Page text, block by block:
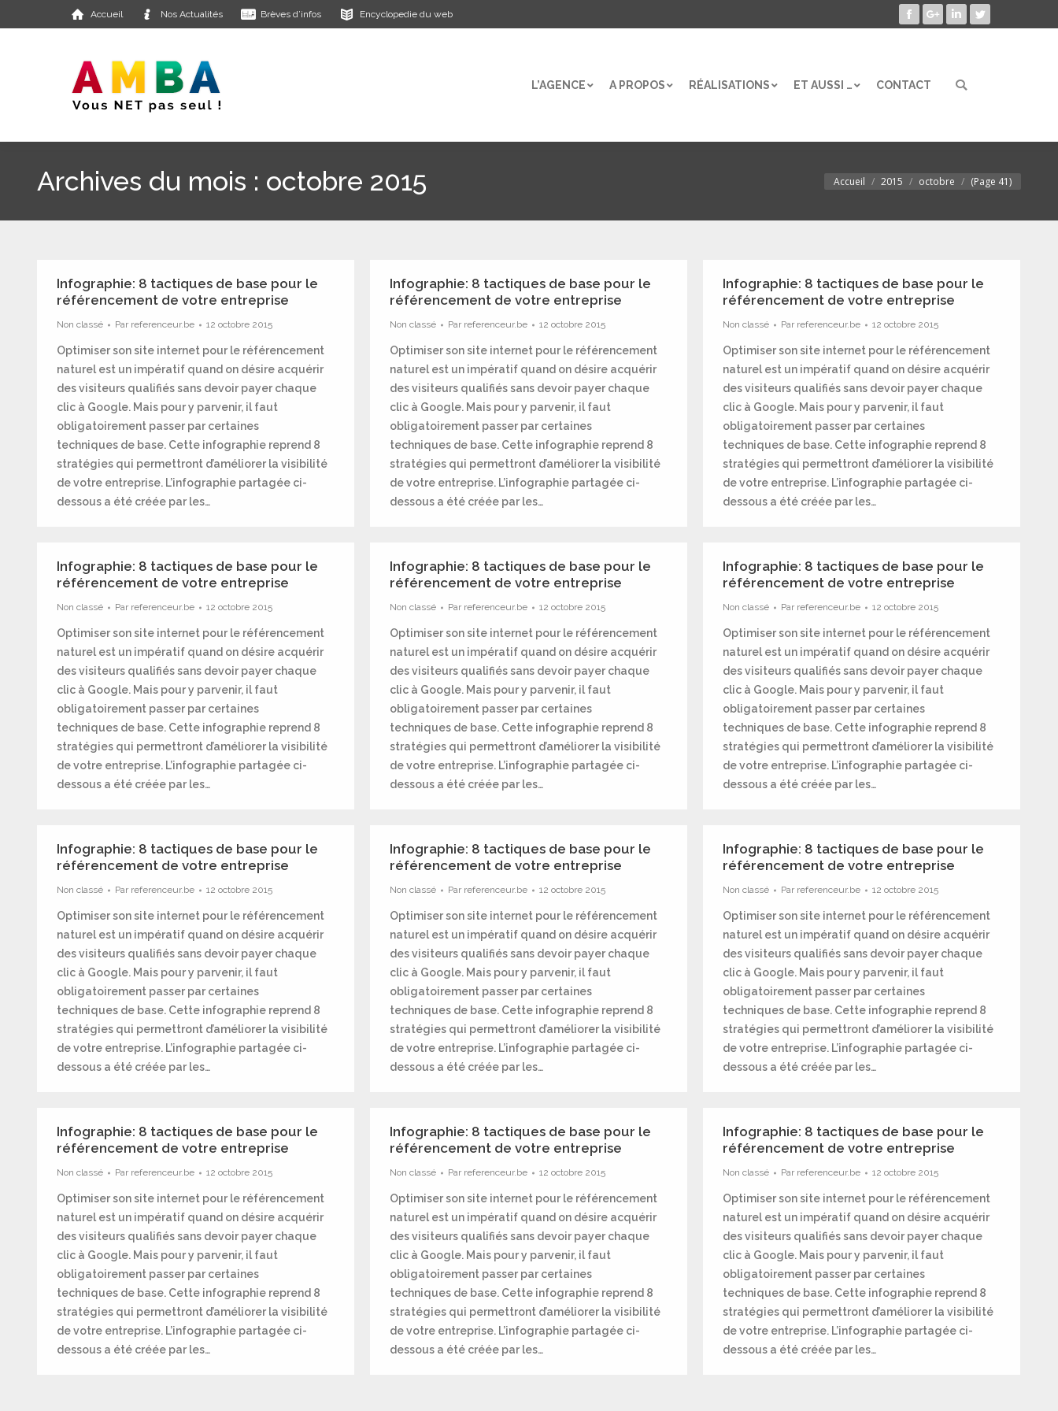
Accueil Nos Actualités Brèves d’infos Encyclopedie du web
Facebook
Google+LinkedInTwitter
L’AGENCE A PROPOS RÉALISATIONS ET AUSSI … CONTACT Search:
Archives du mois : octobre 2015 Vous êtes ici :
Accueil 2015 octobre (Page 41)
Infographie: 8 tactiques de base pour le
référencement de votre entreprise
Non classé Par referenceur.be 12 octobre 2015
Optimiser son site internet pour le référencement
naturel est un impératif quand on désire acquérir
des visiteurs qualifiés sans devoir payer chaque
clic à Google. Mais pour y parvenir, il faut
obligatoirement passer par certaines
techniques de base. Cette infographie reprend 8
stratégies qui permettront d’améliorer la visibilité
de votre entreprise. L’infographie partagée ci-
dessous a été créée par les…
Infographie: 8 tactiques de base pour le
référencement de votre entreprise
Non classé Par referenceur.be 12 octobre 2015
Optimiser son site internet pour le référencement
naturel est un impératif quand on désire acquérir
des visiteurs qualifiés sans devoir payer chaque
clic à Google. Mais pour y parvenir, il faut
obligatoirement passer par certaines
techniques de base. Cette infographie reprend 8
stratégies qui permettront d’améliorer la visibilité
de votre entreprise. L’infographie partagée ci-
dessous a été créée par les…
Infographie: 8 tactiques de base pour le
référencement de votre entreprise
Non classé Par referenceur.be 12 octobre 2015
Optimiser son site internet pour le référencement
naturel est un impératif quand on désire acquérir
des visiteurs qualifiés sans devoir payer chaque
clic à Google. Mais pour y parvenir, il faut
obligatoirement passer par certaines
techniques de base. Cette infographie reprend 8
stratégies qui permettront d’améliorer la visibilité
de votre entreprise. L’infographie partagée ci-
dessous a été créée par les…
Infographie: 8 tactiques de base pour le
référencement de votre entreprise
Non classé Par referenceur.be 12 octobre 2015
Optimiser son site internet pour le référencement
naturel est un impératif quand on désire acquérir
des visiteurs qualifiés sans devoir payer chaque
clic à Google. Mais pour y parvenir, il faut
obligatoirement passer par certaines
techniques de base. Cette infographie reprend 8
stratégies qui permettront d’améliorer la visibilité
de votre entreprise. L’infographie partagée ci-
dessous a été créée par les…
Infographie: 8 tactiques de base pour le
référencement de votre entreprise
Non classé Par referenceur.be 12 octobre 2015
Optimiser son site internet pour le référencement
naturel est un impératif quand on désire acquérir
des visiteurs qualifiés sans devoir payer chaque
clic à Google. Mais pour y parvenir, il faut
obligatoirement passer par certaines
techniques de base. Cette infographie reprend 8
stratégies qui permettront d’améliorer la visibilité
de votre entreprise. L’infographie partagée ci-
dessous a été créée par les…
Infographie: 8 tactiques de base pour le
référencement de votre entreprise
Non classé Par referenceur.be 12 octobre 2015
Optimiser son site internet pour le référencement
naturel est un impératif quand on désire acquérir
des visiteurs qualifiés sans devoir payer chaque
clic à Google. Mais pour y parvenir, il faut
obligatoirement passer par certaines
techniques de base. Cette infographie reprend 8
stratégies qui permettront d’améliorer la visibilité
de votre entreprise. L’infographie partagée ci-
dessous a été créée par les…
Infographie: 8 tactiques de base pour le
référencement de votre entreprise
Non classé Par referenceur.be 12 octobre 2015
Optimiser son site internet pour le référencement
naturel est un impératif quand on désire acquérir
des visiteurs qualifiés sans devoir payer chaque
clic à Google. Mais pour y parvenir, il faut
obligatoirement passer par certaines
techniques de base. Cette infographie reprend 8
stratégies qui permettront d’améliorer la visibilité
de votre entreprise. L’infographie partagée ci-
dessous a été créée par les…
Infographie: 8 tactiques de base pour le
référencement de votre entreprise
Non classé Par referenceur.be 12 octobre 2015
Optimiser son site internet pour le référencement
naturel est un impératif quand on désire acquérir
des visiteurs qualifiés sans devoir payer chaque
clic à Google. Mais pour y parvenir, il faut
obligatoirement passer par certaines
techniques de base. Cette infographie reprend 8
stratégies qui permettront d’améliorer la visibilité
de votre entreprise. L’infographie partagée ci-
dessous a été créée par les…
Infographie: 8 tactiques de base pour le
référencement de votre entreprise
Non classé Par referenceur.be 12 octobre 2015
Optimiser son site internet pour le référencement
naturel est un impératif quand on désire acquérir
des visiteurs qualifiés sans devoir payer chaque
clic à Google. Mais pour y parvenir, il faut
obligatoirement passer par certaines
techniques de base. Cette infographie reprend 8
stratégies qui permettront d’améliorer la visibilité
de votre entreprise. L’infographie partagée ci-
dessous a été créée par les…
Infographie: 8 tactiques de base pour le
référencement de votre entreprise
Non classé Par referenceur.be 12 octobre 2015
Optimiser son site internet pour le référencement
naturel est un impératif quand on désire acquérir
des visiteurs qualifiés sans devoir payer chaque
clic à Google. Mais pour y parvenir, il faut
obligatoirement passer par certaines
techniques de base. Cette infographie reprend 8
stratégies qui permettront d’améliorer la visibilité
de votre entreprise. L’infographie partagée ci-
dessous a été créée par les…
Infographie: 8 tactiques de base pour le
référencement de votre entreprise
Non classé Par referenceur.be 12 octobre 2015
Optimiser son site internet pour le référencement
naturel est un impératif quand on désire acquérir
des visiteurs qualifiés sans devoir payer chaque
clic à Google. Mais pour y parvenir, il faut
obligatoirement passer par certaines
techniques de base. Cette infographie reprend 8
stratégies qui permettront d’améliorer la visibilité
de votre entreprise. L’infographie partagée ci-
dessous a été créée par les…
Infographie: 8 tactiques de base pour le
référencement de votre entreprise
Non classé Par referenceur.be 12 octobre 2015
Optimiser son site internet pour le référencement
naturel est un impératif quand on désire acquérir
des visiteurs qualifiés sans devoir payer chaque
clic à Google. Mais pour y parvenir, il faut
obligatoirement passer par certaines
techniques de base. Cette infographie reprend 8
stratégies qui permettront d’améliorer la visibilité
de votre entreprise. L’infographie partagée ci-
dessous a été créée par les…